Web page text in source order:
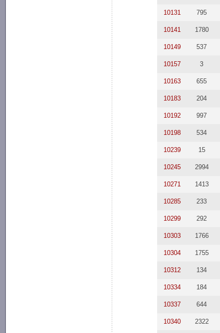
10131 795
10141 1780
10149 537
10157 3
10163 655
10183 204
10192 997
10198 534
10239 15
10245 2994
10271 1413
10285 233
10299 292
10303 1766
10304 1755
10312 134
10334 184
10337 644
10340 2322